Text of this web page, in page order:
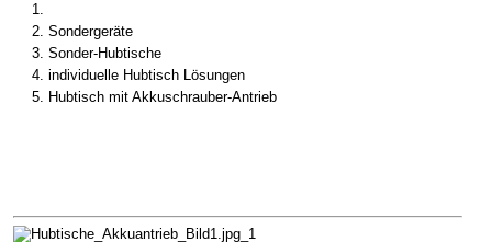
Sondergeräte
Sonder-Hubtische
individuelle Hubtisch Lösungen
Hubtisch mit Akkuschrauber-Antrieb